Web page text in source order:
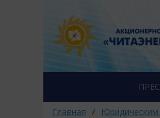
Главная / Юридическим